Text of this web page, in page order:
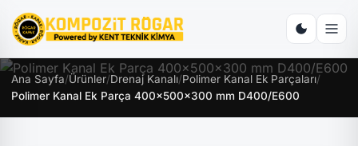
Ana Sayfa/Ürünler/Drenaj Kanalı/Polimer Kanal Ek Parçaları/
Polimer Kanal Ek Parça 400x500x300 mm D400/E600